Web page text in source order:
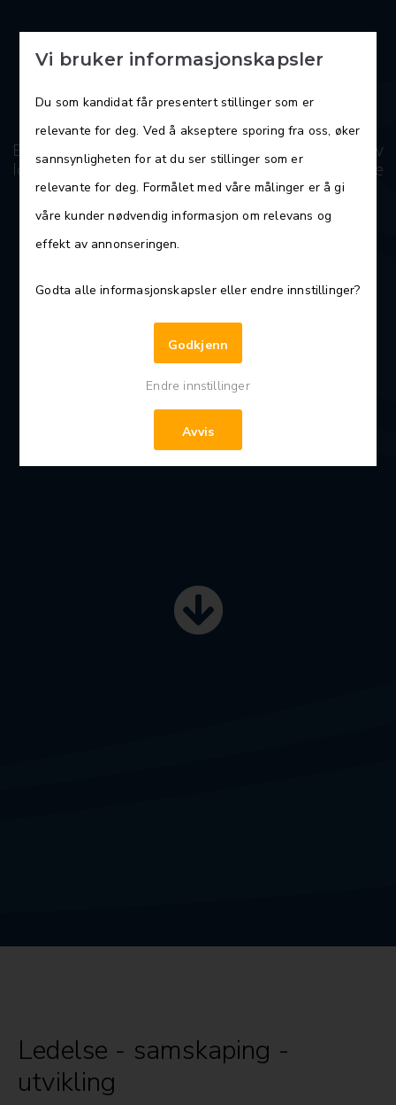
Vi bruker informasjonskapsler
Du som kandidat får presentert stillinger som er
relevante for deg. Ved å akseptere sporing fra oss, øker
sannsynligheten for at du ser stillinger som er
relevante for deg. Formålet med våre målinger er å gi
våre kunder nødvendig informasjon om relevans og
effekt av annonseringen.
Godta alle informasjonskapsler eller endre innstillinger?
Godkjenn
Endre innstillinger
Avvis
Er du engasjert og ønsker å bidra til utvikling av
lokalsamfunnet, herunder livsmestring og gode
hverdager for innbyggerne?
mestring
Ledelse - samskaping -
utvikling